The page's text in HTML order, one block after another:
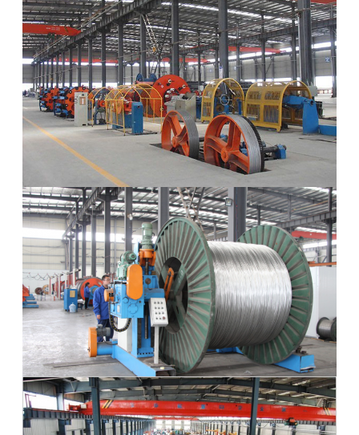
ΠΟΙΟΤΙΚΌΣ
ΈΛΕΓΧΟΣ
ΜΑΣ
ΕΛΆΤΕ
ΕΠΑΦΉ
ΜΕ
ΕΙΔΉΣΕΙΣ
ΖΗΤΉΣΤΕ
ΈΝΑ
ΑΠΌΣΠΑΣΜΑ
SITEMAP